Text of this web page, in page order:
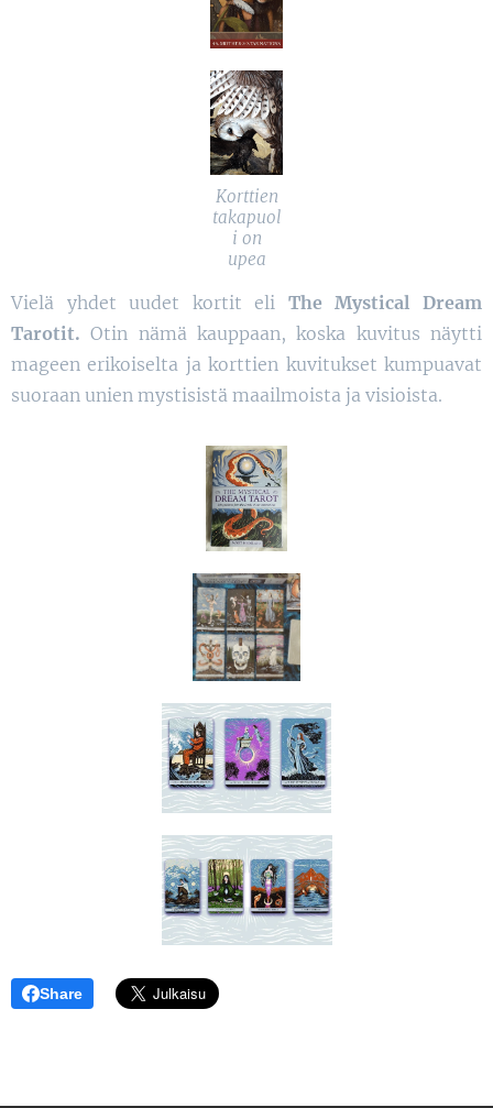
Korttien
takapuol
i on
upea
Vielä yhdet uudet kortit eli The Mystical Dream
Tarotit. Otin nämä kauppaan, koska kuvitus näytti
mageen erikoiselta ja korttien kuvitukset kumpuavat
suoraan unien mystisistä maailmoista ja visioista.
Share